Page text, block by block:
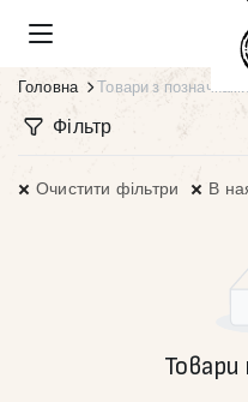
Головна Товари з
Фільтр
Очистити фільтри В
Товари